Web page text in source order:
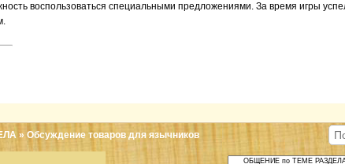
воспользоваться специальными предложениями. За время игры
» Обсуждение товаров для язычников